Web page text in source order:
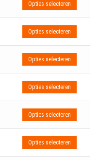
Opties selecteren
Opties selecteren
Opties selecteren
Opties selecteren
Opties selecteren
Opties selecteren